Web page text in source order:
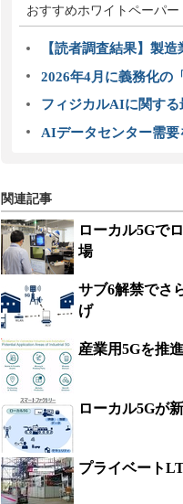
おすすめホワイトペーパー
【読者調査結果】製
2026年4月に義務化の
フィジカルAIに関する
AIデータセンター需
関連記事
ローカル5Gで
場
サブ6解禁でさ
げ
産業用5Gを推
ローカル5Gが
プライベート